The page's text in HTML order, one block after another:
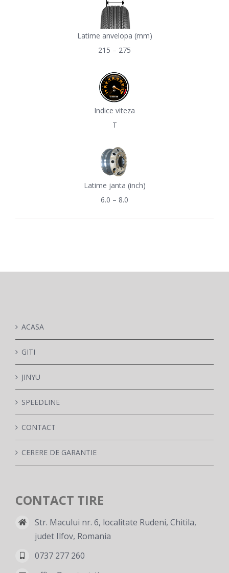
Latime anvelopa (mm)
215 – 275
Indice viteza
T
Latime janta (inch)
6.0 – 8.0
ACASA
GITI
JINYU
SPEEDLINE
CONTACT
CERERE DE GARANTIE
CONTACT TIRE
Str. Macului nr. 6, localitate Rudeni, Chitila,
judet Ilfov, Romania
0737 277 260